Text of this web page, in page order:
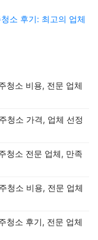
소 후기: 최고의 업체
청소 비용, 전문 업체
청소 가격, 업체 선정
청소 전문 업체, 만족
청소 비용, 전문 업체
청소 후기, 전문 업체